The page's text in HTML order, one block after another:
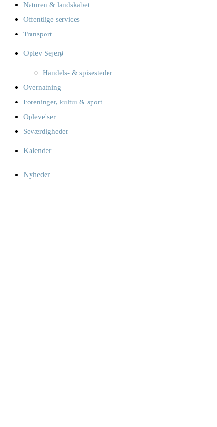
Naturen & landskabet
Offentlige services
Transport
Oplev Sejerø
Handels- & spisesteder
Overnatning
Foreninger, kultur & sport
Oplevelser
Seværdigheder
Kalender
Nyheder